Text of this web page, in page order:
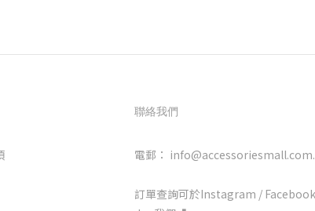
聯絡我們
電郵：
訂單查詢可於Instagram / Facebook